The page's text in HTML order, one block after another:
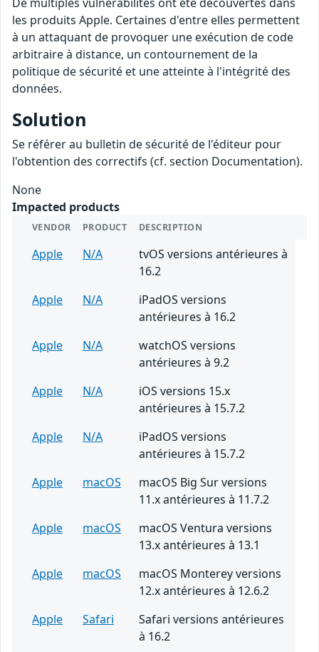
les produits Apple. Certaines d'entre elles permettent
à un attaquant de provoquer une exécution de code
arbitraire à distance, un contournement de la
politique de sécurité et une atteinte à l'intégrité des
données.
Solution
Se référer au bulletin de sécurité de l'éditeur pour
l'obtention des correctifs (cf. section Documentation).
None
Impacted products
VENDOR PRODUCT DESCRIPTION
Apple N/A
tvOS versions antérieures à
16.2
Apple
N/A
iPadOS versions
antérieures à 16.2
Apple
N/A
watchOS versions
antérieures à 9.2
Apple
N/A
iOS versions 15.x
antérieures à 15.7.2
Apple
N/A
iPadOS versions
antérieures à 15.7.2
Apple
macOS
macOS Big Sur versions
11.x antérieures à 11.7.2
Apple
macOS
macOS Ventura versions
13.x antérieures à 13.1
Apple
macOS
macOS Monterey versions
12.x antérieures à 12.6.2
Apple
Safari
Safari versions antérieures
à 16.2